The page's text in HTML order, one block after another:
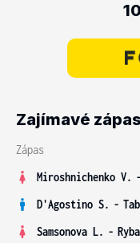
Zajímavé
Zápas
Miroshnichenko V. -
D'Agostino S. -
Samsonova L. -